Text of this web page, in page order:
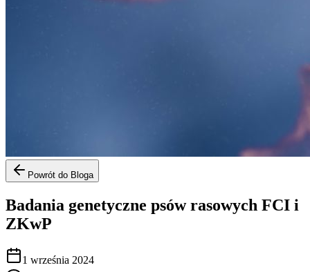
Powrót do Bloga
Badania genetyczne psów rasowych FCI i
ZKwP
1 września 2024